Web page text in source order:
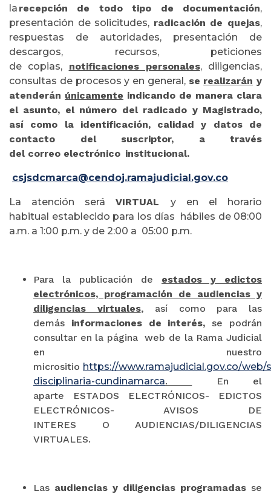
la recepción de todo tipo de documentación,
presentación de solicitudes, radicación de quejas,
respuestas de autoridades, presentación de
descargos, recursos, peticiones
de copias, notificaciones personales, diligencias,
consultas de procesos y en general, se realizarán y
atenderán únicamente indicando de manera clara
el asunto, el número del radicado y Magistrado,
así como la identificación, calidad y datos de
contacto del suscriptor, a través
del correo electrónico institucional.
csjsdcmarca@cendoj.ramajudicial.gov.co
La atención seráVIRTUAL y en el horario
habitual establecido para los días hábiles de 08:00
a.m. a 1:00 p.m. y de 2:00 a 05:00 p.m.
Para la publicación de estados y edictos
electrónicos, programación de audiencias y
diligencias virtuales, así como para las
demás informaciones de interés, se podrán
consultar en la página web de la Rama Judicial
en nuestro
micrositio https://www.ramajudicial.gov.co/web/
disciplinaria-cundinamarca.
En el
aparte ESTADOS ELECTRÓNICOS- EDICTOS
ELECTRÓNICOS- AVISOS DE
INTERES O AUDIENCIAS/DILIGENCIAS
VIRTUALES.
Las audiencias y diligencias programadas se